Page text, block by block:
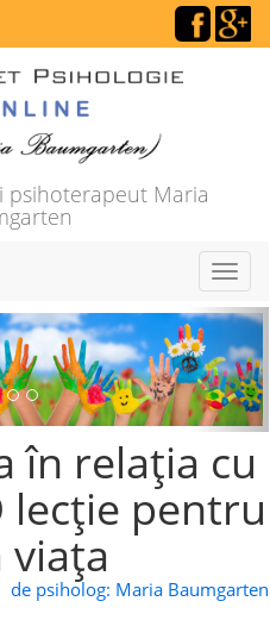
psihoterapeut Maria
în relaţia cu
lecţie pentru
de psiholog: Maria Baumgarten